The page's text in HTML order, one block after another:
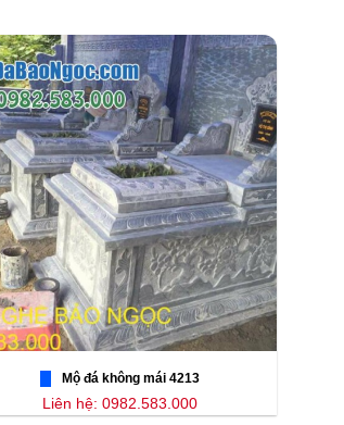
Mộ đá không mái 4213
Liên hệ: 0982.583.000